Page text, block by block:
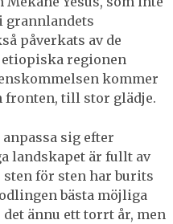
grannlandets
påverkats av de
regionen
kommer
fronten, till stor glädje.
sig efter
landskapet är fullt av
för sten har burits
bästa möjliga
ännu ett torrt år, men